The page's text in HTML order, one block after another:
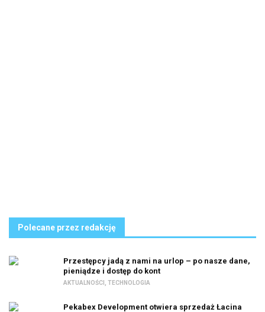
Polecane przez redakcję
Przestępcy jadą z nami na urlop – po nasze dane,
pieniądze i dostęp do kont
AKTUALNOŚCI TECHNOLOGIA
Pekabex Development otwiera sprzedaż Łacina